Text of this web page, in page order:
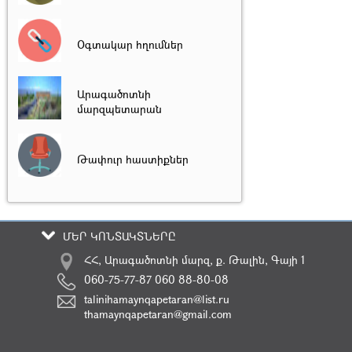
Օգտակար հղումներ
Արագածոտնի
մարզպետարան
Թափուր հաստիքներ
ՄԵՐ ԿՈՆՏԱԿՏՆԵՐԸ
ՀՀ, Արագածոտնի մարզ, ք. Թալին, Գայի 1
060-75-77-87 060 88-80-08
talinihamaynqapetaran@list.ru
thamaynqapetaran@gmail.com